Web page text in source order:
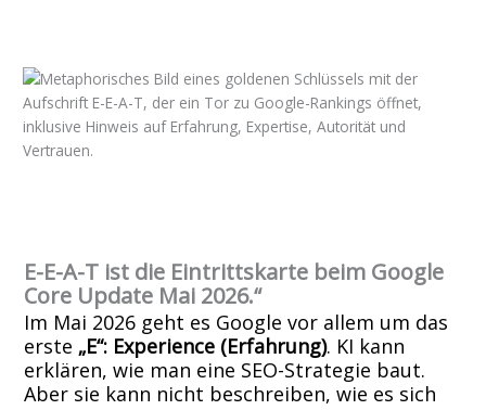
E-E-A-T ist die Eintrittskarte beim Google
Core Update Mai 2026.“
Im Mai 2026 geht es Google vor allem um das
erste „E“: Experience (Erfahrung). KI kann
erklären, wie man eine SEO-Strategie baut.
Aber sie kann nicht beschreiben, wie es sich